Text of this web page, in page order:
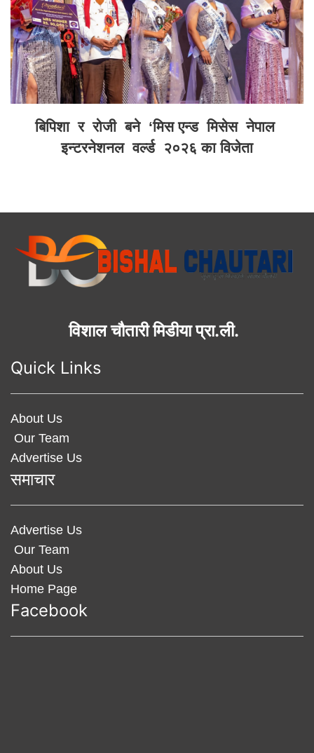
बिपिशा र रोजी बने ‘मिस एन्ड मिसेस नेपाल
इन्टरनेशनल वर्ल्ड २०२६ का विजेता
विशाल चौतारी मिडीया प्रा.ली.
Quick Links
About Us
Our Team
Advertise Us
समाचार
Advertise Us
Our Team
About Us
Home Page
Facebook